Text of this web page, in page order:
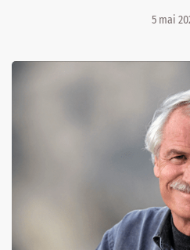
5 mai